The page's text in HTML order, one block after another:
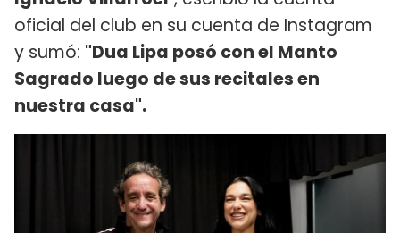
oficial del club en su cuenta de Instagram
y sumó: "Dua Lipa posó con el Manto
Sagrado luego de sus recitales en
nuestra casa".